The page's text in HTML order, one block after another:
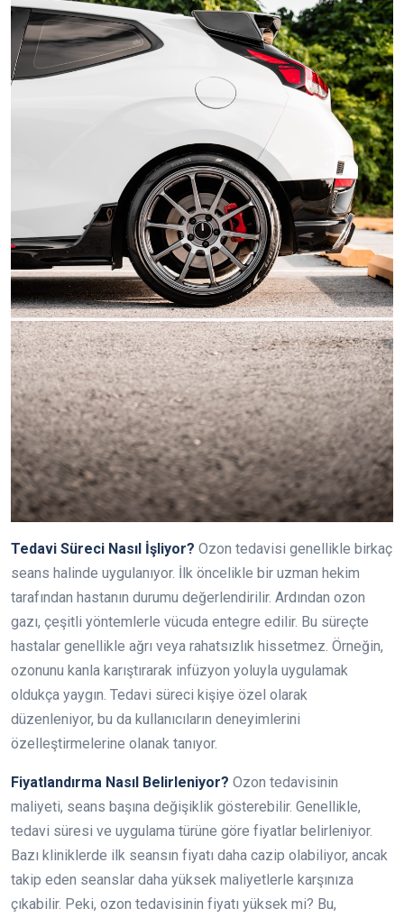
Tedavi Süreci Nasıl İşliyor? Ozon tedavisi genellikle birkaç
seans halinde uygulanıyor. İlk öncelikle bir uzman hekim
tarafından hastanın durumu değerlendirilir. Ardından ozon
gazı, çeşitli yöntemlerle vücuda entegre edilir. Bu süreçte
hastalar genellikle ağrı veya rahatsızlık hissetmez. Örneğin,
ozonunu kanla karıştırarak infüzyon yoluyla uygulamak
oldukça yaygın. Tedavi süreci kişiye özel olarak
düzenleniyor, bu da kullanıcıların deneyimlerini
özelleştirmelerine olanak tanıyor.
Fiyatlandırma Nasıl Belirleniyor? Ozon tedavisinin
maliyeti, seans başına değişiklik gösterebilir. Genellikle,
tedavi süresi ve uygulama türüne göre fiyatlar belirleniyor.
Bazı kliniklerde ilk seansın fiyatı daha cazip olabiliyor, ancak
takip eden seanslar daha yüksek maliyetlerle karşınıza
çıkabilir. Peki, ozon tedavisinin fiyatı yüksek mi? Bu,